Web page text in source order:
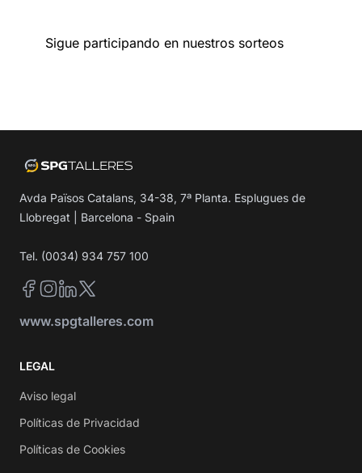
Sigue participando en nuestros sorteos
Avda Països Catalans, 34-38, 7ª Planta. Esplugues de
Llobregat | Barcelona - Spain
Tel. (0034) 934 757 100
Facebook
Instagram
LinkedIn
Twitter
www.spgtalleres.com
LEGAL
Aviso legal
Políticas de Privacidad
Políticas de Cookies